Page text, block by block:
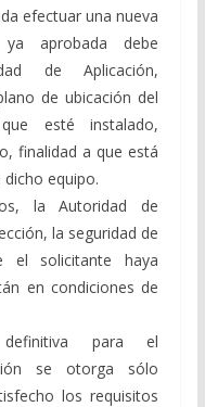
efectuar una nueva
aprobada debe
de Aplicación,
de ubicación del
esté instalado,
finalidad a que está
equipo.
la Autoridad de
la seguridad de
el solicitante haya
en condiciones de
para el
se otorga sólo
los requisitos